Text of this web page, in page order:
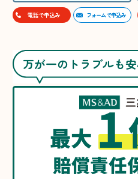
電話で申込み フォームで申込み
万が一のトラブルも安
最大1
賠償責任